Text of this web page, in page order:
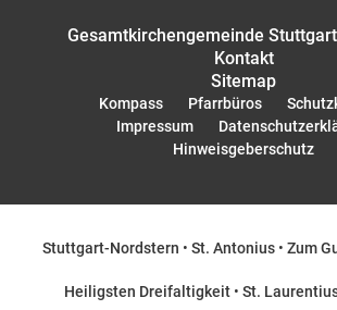
Gesamtkirchengemeinde
Kontakt
Sitemap
Kompass Pfarrbüros
Impressum
Hinweisgeberschutz
Stuttgart-Nordstern • St. Antonius • Zum
Heiligsten Dreifaltigkeit • St.